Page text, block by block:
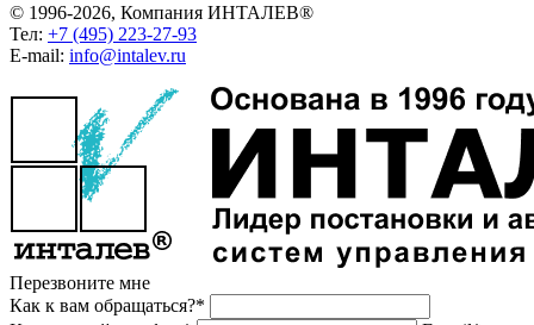
© 1996-2026, Компания ИНТАЛЕВ®
Тел: +7 (495) 223-27-93
E-mail: info@intalev.ru
Перезвоните мне
Как к вам обращаться?*